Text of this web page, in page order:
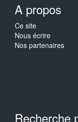
A propos
Ce site
Nous écrire
Nos partenaires
Recherche